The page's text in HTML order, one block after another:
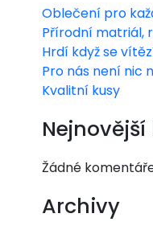
Oblečení pro
Přírodní matriál,
Hrdí když se
Pro nás není nic
Kvalitní kusy
Žádné
Archivy